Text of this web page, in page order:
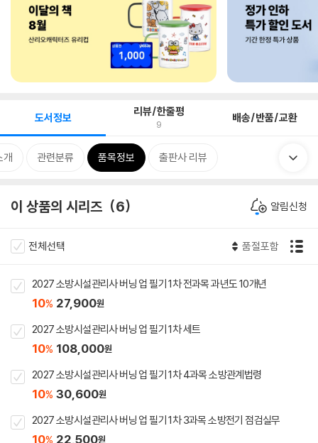
도서정보 리뷰/한줄평
9 배송/반품/교환
개 관련분류 품목정보 출판사 리뷰
이 상품의 시리즈 6 알림신청
전체선택 품절포함
2027 소방시설관리사 버닝 업 필기 1차 전과목 과년도 10개년
10% 27,900원
2027 소방시설관리사 버닝 업 필기 1차 세트
10% 108,000원
2027 소방시설관리사 버닝 업 필기 1차 4과목 소방관계법령
10% 30,600원
2027 소방시설관리사 버닝 업 필기 1차 3과목 소방전기 점검실무
10% 22,500원